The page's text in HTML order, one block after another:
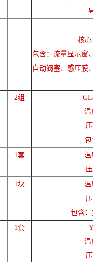
核
包含：流量显示窗
自动阀塞、感压膜
2组
1套
1块
包含
1套